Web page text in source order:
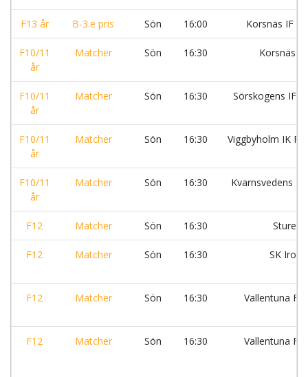
F13 år B-3.e pris Sön 16:00 Korsnäs IF
F10/11
år
Matcher Sön 16:30 Korsnäs
F10/11
år
Matcher Sön 16:30 Sörskogens
F10/11
år
Matcher Sön 16:30 Viggbyholm IK
F10/11
år
Matcher Sön 16:30 Kvarnsvedens
F12 Matcher Sön 16:30
F12 Matcher Sön 16:30 SK Iron
F12 Matcher Sön 16:30
Vallentuna
F12 Matcher Sön 16:30
Vallentuna